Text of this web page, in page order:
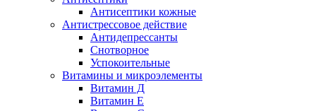
Антисептики кожные
Антистрессовое действие
Антидепрессанты
Снотворное
Успокоительные
Витамины и микроэлементы
Витамин Д
Витамин Е